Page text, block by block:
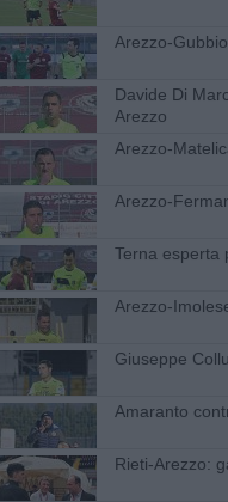
​Arezzo-
​Davide Di
Arezzo
​Arezzo-
​Arezzo-
​Terna esperta
Arezzo-
Giuseppe
Amaranto
​Rieti-Arezzo: